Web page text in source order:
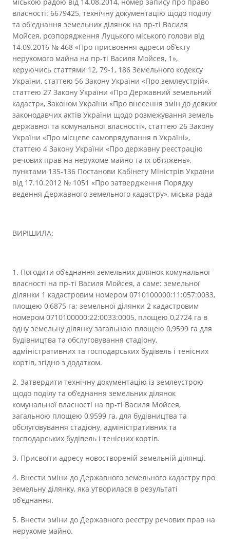
власності: 6679425, технічну документацію щодо поділу
та об'єднання земельних ділянок на пр-ті Василя
Мойсея, розпорядження Луцького міського голови від
14.09.2016 № 468 «Про присвоєння адреси об’єкту
нерухомого майна на пр-ті Василя Мойсея, 1»,
керуючись статтями 12, 79-1, 186 Земельного кодексу
України, статтею 56 Закону України «Про землеустрій»,
статтею 27 Закону України «Про Державний земельний
кадастр», Законом України «Про внесення змін до деяких
законодавчих актів України щодо розмежування земель
державної та комунальної власності», статтею 26 Закону
України «Про місцеве самоврядування в Україні»,
статтею 4 Закону України «Про державну реєстрацію
речових прав на нерухоме майно та їх обтяжень»,
пунктами 135-136 Постанови Кабінету Міністрів України
від 17.10.2012 № 1051 «Про затвердження Порядку
ведення Державного земельного кадастру», міська рада
ВИРІШИЛА:
1. Погодити об’єднання земельних ділянок комунальної
власності на пр-ті Василя Мойсея, а саме: земельної
ділянки 1 кадастровим номером 0710100000:11:057:0033,
площею 0,6875 га; земельної ділянки 2 кадастровим
номером 0710100000:22:0033:0005, площею 0,2724 га в
одну земельну ділянку загальною площею 0,9599 га для
будівництва та обслуговування стадіону,
адміністративних та господарських будівель і тенісних
кортів, згідно з додатком.
2. Затвердити технічну документацію із землеустрою
щодо поділу та об’єднання земельних ділянок
комунальної власності на пр-ті Василя Мойсея,
загальною площею 0,9599 га, для будівництва та
обслуговування стадіону, адміністративних та
господарських будівель і тенісних кортів.
3. Присвоїти адресу новоствореній земельній ділянці.
4. Внести зміни до Державного земельного кадастру про
земельну ділянку, яка утворилася в результаті
об’єднання.
5. Внести зміни до Державного реєстру речових прав на
нерухоме майно.